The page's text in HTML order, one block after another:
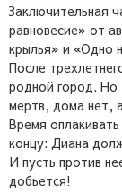
Заключительная
равновесие» от
крылья» и «Одно
После
родной город. Но
мертв, дома нет,
Время
концу: Диана
И пусть против
добьется!